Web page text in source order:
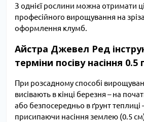
З однієї рослини можна отримати
професійного вирощування на
оформлення клумб.
Айстра Джевел Ред
терміни посіву насіння 0.5 г
При розсадному способі
висівають в кінці березня – на
або безпосередньо в ґрунт теплиці
присипаючи насіння землею (0.5